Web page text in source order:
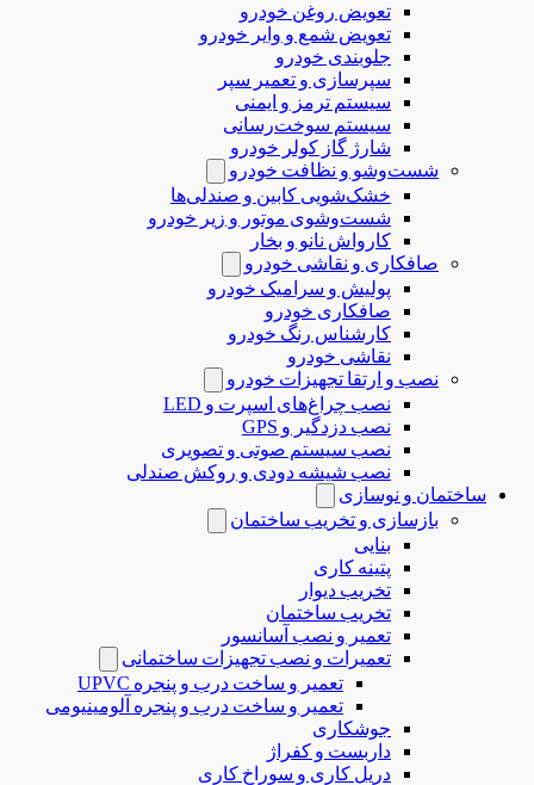
تعویض روغن خودرو
تعویض شمع و وایر خودرو
جلوبندی خودرو
سپرسازی و تعمیر سپر
سیستم ترمز و ایمنی
سیستم سوخت‌رسانی
شارژ گاز کولر خودرو
شست‌وشو و نظافت خودرو
خشک‌شویی کابین و صندلی‌ها
شست‌وشوی موتور و زیر خودرو
کارواش نانو و بخار
صافکاری و نقاشی خودرو
پولیش و سرامیک خودرو
صافکاری خودرو
کارشناس رنگ خودرو
نقاشی خودرو
نصب و ارتقا تجهیزات خودرو
نصب چراغ‌های اسپرت و LED
نصب دزدگیر و GPS
نصب سیستم صوتی و تصویری
نصب شیشه دودی و روکش صندلی
ساختمان و نوسازی
بازسازی و تخریب ساختمان
بنایی
پتینه کاری
تخریب دیوار
تخریب ساختمان
تعمیر و نصب آسانسور
تعمیرات و نصب تجهیزات ساختمانی
تعمیر و ساخت درب و پنجره UPVC
تعمیر و ساخت درب و پنجره آلومینیومی
جوشکاری
داربست و کفراژ
دریل کاری و سوراخ کاری